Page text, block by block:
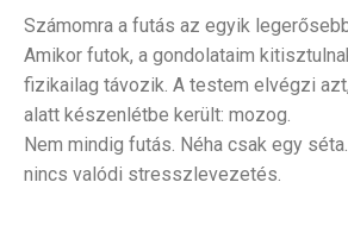
Számomra a futás az egyik
Amikor futok, a gondolataim
fizikailag távozik. A testem elvégzi
alatt készenlétbe került: mozog.
Nem mindig futás. Néha csak egy
nincs valódi stresszlevezetés.